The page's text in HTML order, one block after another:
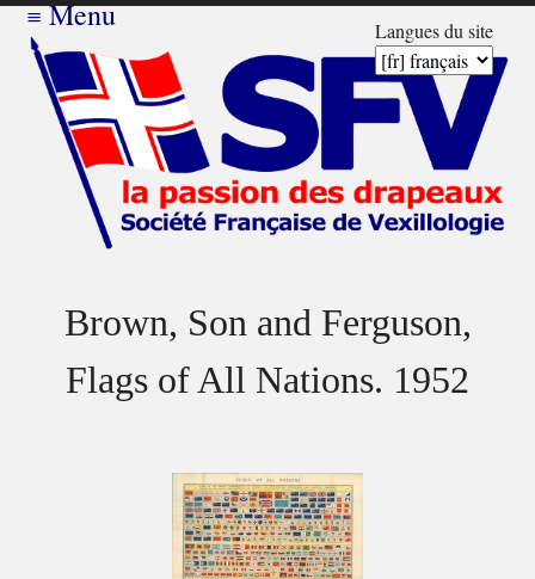
Langues du site
≡Menu
Brown, Son and Ferguson,
Flags of All Nations. 1952